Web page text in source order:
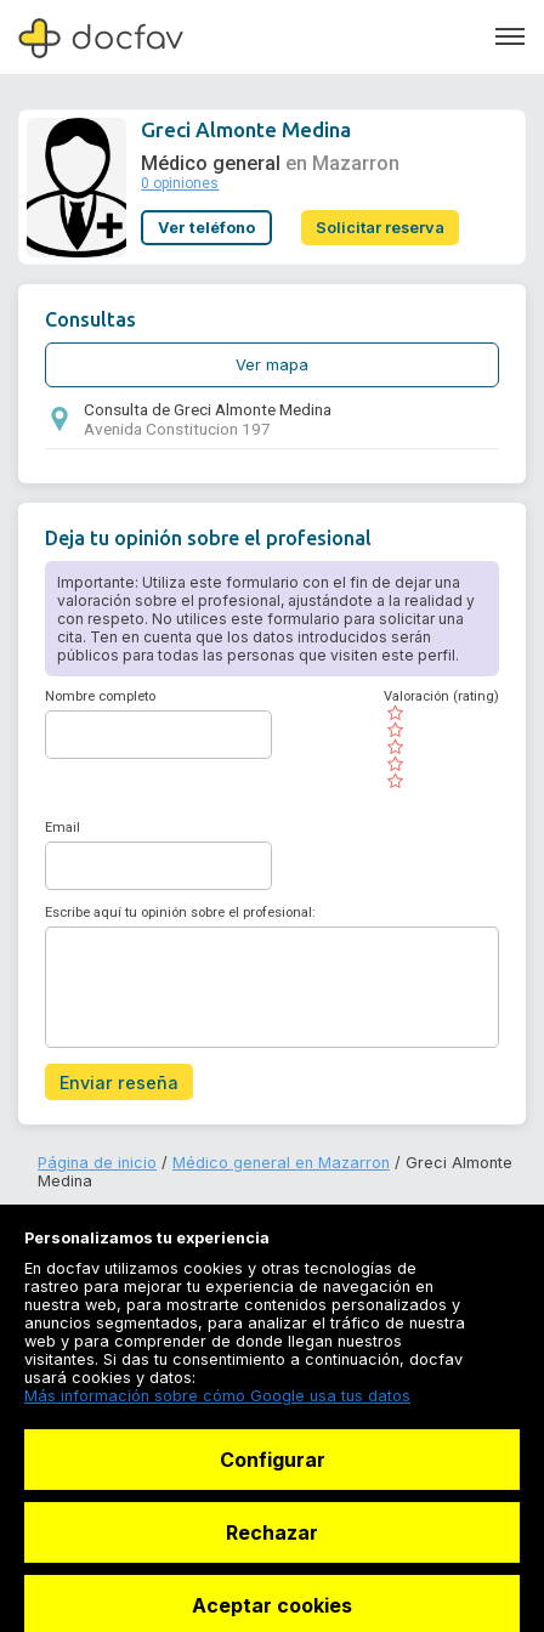
Soporte
Greci Almonte Medina
Médico general en Mazarron
0 opiniones
Ver teléfono Solicitar reserva
Consultas
Ver mapa
Consulta de Greci Almonte Medina
Avenida Constitucion 197
Deja tu opinión sobre el profesional
Importante: Utiliza este formulario con el fin de dejar una
valoración sobre el profesional, ajustándote a la realidad y
con respeto. No utilices este formulario para solicitar una
cita. Ten en cuenta que los datos introducidos serán
públicos para todas las personas que visiten este perfil.
Nombre completo
( )
( )
( )
( )
( )
Valoración (rating)
Email
Escribe aquí tu opinión sobre el profesional:
Enviar reseña
Página de inicio Médico general en Mazarron
Greci Almonte
Medina
Registrarse
Docfav
© Dashboard Technologies S.L
Personalizamos tu experiencia
En docfav utilizamos cookies y otras tecnologías de
rastreo para mejorar tu experiencia de navegación en
nuestra web, para mostrarte contenidos personalizados y
anuncios segmentados, para analizar el tráfico de nuestra
web y para comprender de donde llegan nuestros
visitantes. Si das tu consentimiento a continuación, docfav
usará cookies y datos:
Más información sobre cómo Google usa tus datos
Configurar
Rechazar
Aceptar cookies